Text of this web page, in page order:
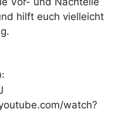
hilft euch vielleicht
watch?